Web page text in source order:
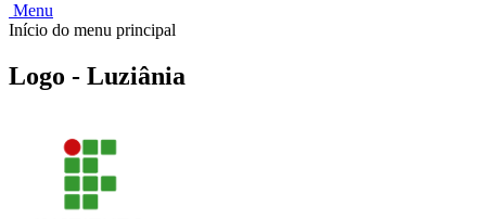
Menu
Início do menu principal
Logo - Luziânia